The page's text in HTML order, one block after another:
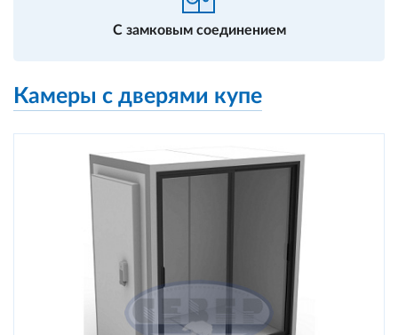
C замковым соединением
Камеры с дверями купе